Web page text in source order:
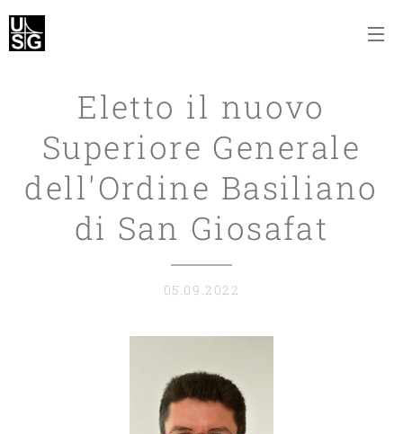
Eletto il nuovo
Superiore Generale
dell'Ordine Basiliano
di San Giosafat
05.09.2022